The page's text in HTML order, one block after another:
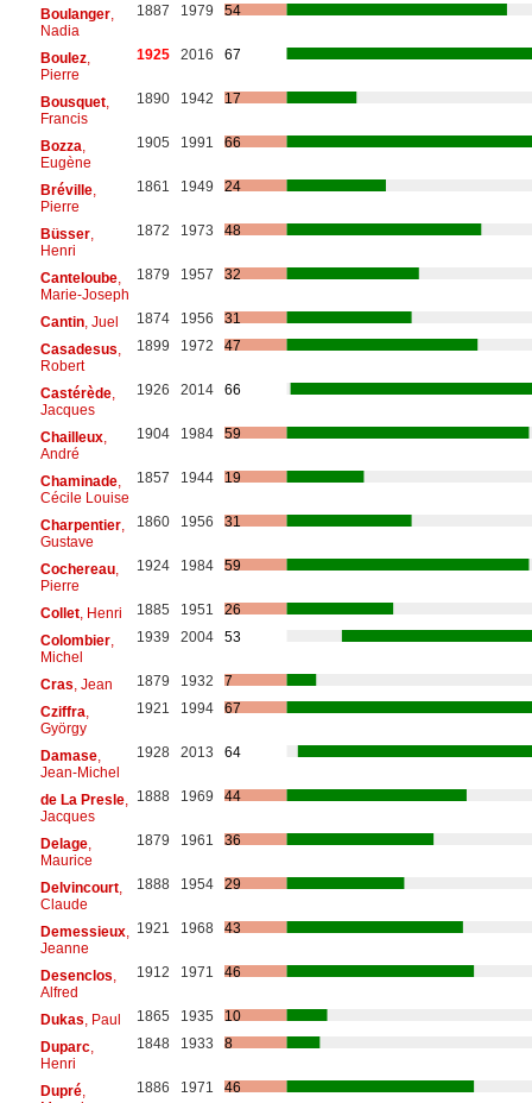
Boulanger,
Nadia
1887 1979 54
Boulez,
Pierre
1925 2016 67
Bousquet,
Francis
1890 1942 17
Bozza
Eugène
1905 1991 66
Bréville,
Pierre
1861 1949 24
Büsser,
Henri
1872 1973 48
Canteloube,
Marie-Joseph
1879 1957 32
Cantin, Juel 1874 1956
31
Casadesus
Robert
1899 1972 47
Castérède,
Jacques
1926 2014 66
Chailleux,
André
1904 1984 59
Chaminade,
Cécile Louise
1857 1944 19
Charpentier,
Gustave
1860 1956 31
Cochereau,
Pierre
1924 1984 59
Collet, Henri 1885 1951
26
Colombier,
Michel
1939 2004 53
Cras , Jean 1879 1932
7
Cziffra
György
1921 1994 67
Damase,
Jean-Michel
1928 2013 64
de La Presle,
Jacques
1888 1969 44
Delage,
Maurice
1879 1961 36
Delvincourt,
Claude
1888 1954 29
Demessieux,
Jeanne
1921 1968 43
Desenclos
Alfred
1912 1971 46
Dukas , Paul 1865 1935
10
Duparc,
Henri
1848 1933 8
Dupré,
1886 1971 46